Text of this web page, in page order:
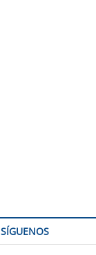
SÍGUENOS